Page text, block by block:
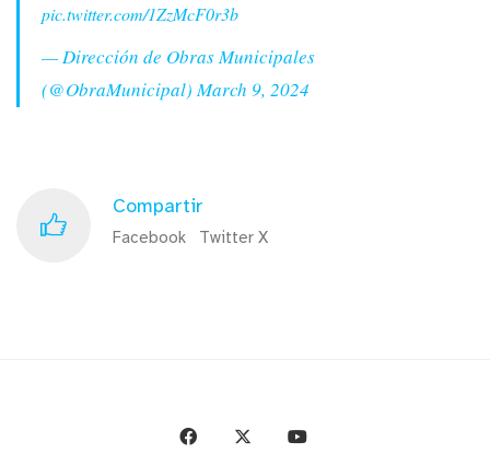
pic.twitter.com/1ZzMcF0r3b
— Dirección de Obras Municipales
(@ObraMunicipal)March 9, 2024
Compartir
Facebook Twitter X